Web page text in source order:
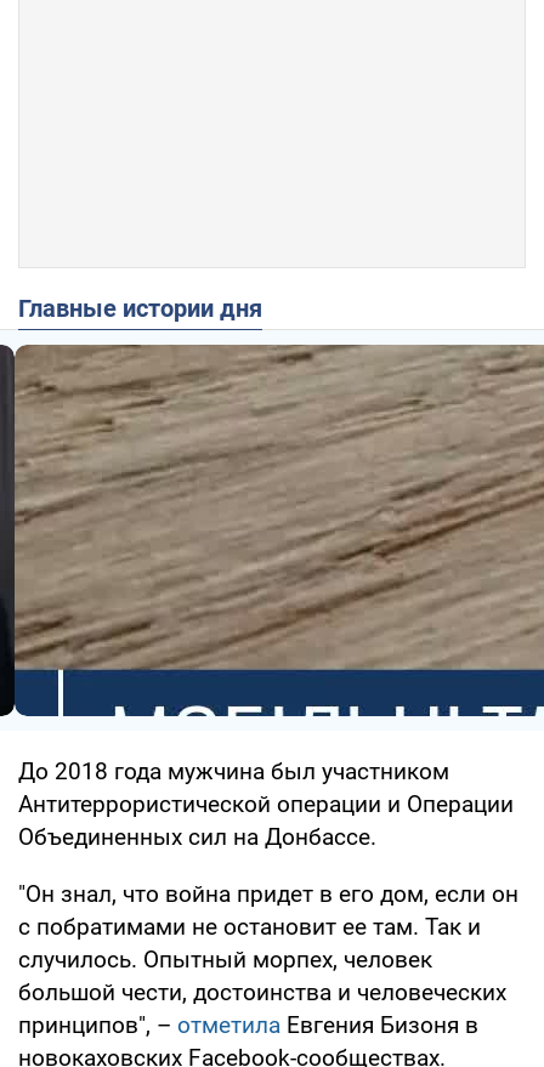
Главные истории дня
До 2018 года мужчина был участником
Антитеррористической операции и Операции
Объединенных сил на Донбассе.
"Он знал, что война придет в его дом, если он
с побратимами не остановит ее там. Так и
случилось. Опытный морпех, человек
большой чести, достоинства и человеческих
принципов", – отметила Евгения Бизоня в
новокаховских Facebook-сообществах.